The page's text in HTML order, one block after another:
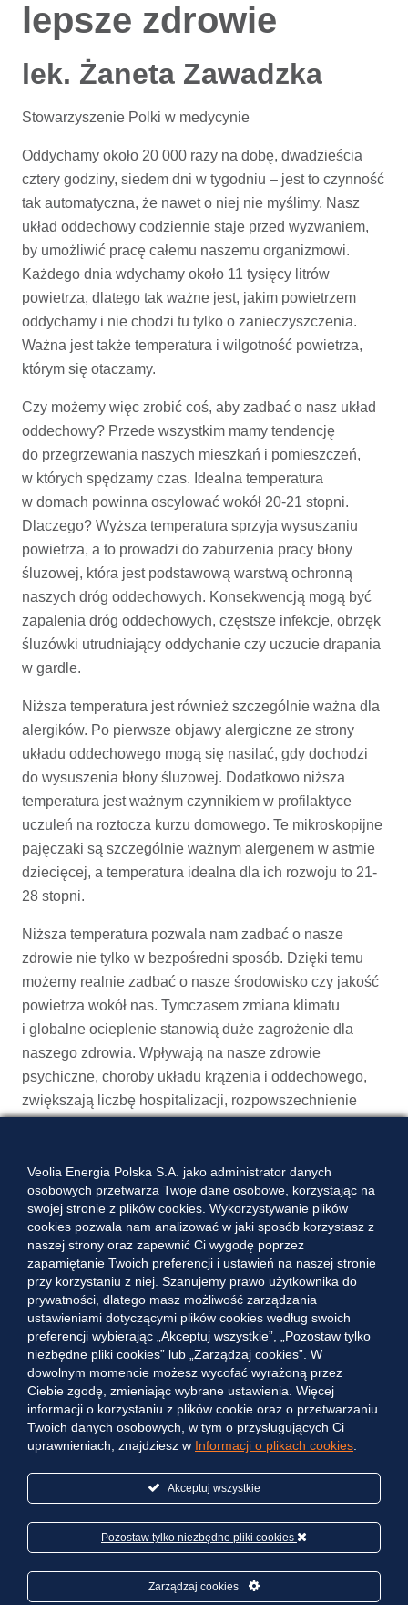
lepsze zdrowie
lek. Żaneta Zawadzka
Stowarzyszenie Polki w medycynie
Oddychamy około 20 000 razy na dobę, dwadzieścia
cztery godziny, siedem dni w tygodniu – jest to czynność
tak automatyczna, że nawet o niej nie myślimy. Nasz
układ oddechowy codziennie staje przed wyzwaniem,
by umożliwić pracę całemu naszemu organizmowi.
Każdego dnia wdychamy około 11 tysięcy litrów
powietrza, dlatego tak ważne jest, jakim powietrzem
oddychamy i nie chodzi tu tylko o zanieczyszczenia.
Ważna jest także temperatura i wilgotność powietrza,
którym się otaczamy.
Czy możemy więc zrobić coś, aby zadbać o nasz układ
oddechowy? Przede wszystkim mamy tendencję
do przegrzewania naszych mieszkań i pomieszczeń,
w których spędzamy czas. Idealna temperatura
w domach powinna oscylować wokół 20-21 stopni.
Dlaczego? Wyższa temperatura sprzyja wysuszaniu
powietrza, a to prowadzi do zaburzenia pracy błony
śluzowej, która jest podstawową warstwą ochronną
naszych dróg oddechowych. Konsekwencją mogą być
zapalenia dróg oddechowych, częstsze infekcje, obrzęk
śluzówki utrudniający oddychanie czy uczucie drapania
w gardle.
Niższa temperatura jest również szczególnie ważna dla
alergików. Po pierwsze objawy alergiczne ze strony
układu oddechowego mogą się nasilać, gdy dochodzi
do wysuszenia błony śluzowej. Dodatkowo niższa
temperatura jest ważnym czynnikiem w profilaktyce
uczuleń na roztocza kurzu domowego. Te mikroskopijne
pajęczaki są szczególnie ważnym alergenem w astmie
dziecięcej, a temperatura idealna dla ich rozwoju to 21-
28 stopni.
Niższa temperatura pozwala nam zadbać o nasze
zdrowie nie tylko w bezpośredni sposób. Dzięki temu
możemy realnie zadbać o nasze środowisko czy jakość
powietrza wokół nas. Tymczasem zmiana klimatu
i globalne ocieplenie stanowią duże zagrożenie dla
naszego zdrowia. Wpływają na nasze zdrowie
psychiczne, choroby układu krążenia i oddechowego,
zwiększają liczbę hospitalizacji, rozpowszechnienie
Wielu osobom wydaje się, że żeby zadbać o zdrowie
trzeba robić wielkie kroki, tymczasem chodzi o drobne,
codzienne zmiany – tak jak w tym przypadku: jeden
stopień mniej, to dużo więcej dla naszego zdrowia.
Kontakt
Veolia Energia Polska S.A.
ul. Puławska 2
Veolia Energia Polska S.A. jako administrator danych
osobowych przetwarza Twoje dane osobowe, korzystając na
swojej stronie z plików cookies. Wykorzystywanie plików
cookies pozwala nam analizować w jaki sposób korzystasz z
naszej strony oraz zapewnić Ci wygodę poprzez
zapamiętanie Twoich preferencji i ustawień na naszej stronie
przy korzystaniu z niej. Szanujemy prawo użytkownika do
prywatności, dlatego masz możliwość zarządzania
ustawieniami dotyczącymi plików cookies według swoich
preferencji wybierając „Akceptuj wszystkie”, „Pozostaw tylko
niezbędne pliki cookies” lub „Zarządzaj cookies”. W
dowolnym momencie możesz wycofać wyrażoną przez
Ciebie zgodę, zmieniając wybrane ustawienia. Więcej
informacji o korzystaniu z plików cookie oraz o przetwarzaniu
Twoich danych osobowych, w tym o przysługujących Ci
uprawnieniach, znajdziesz w Informacji o plikach cookies
Akceptuj wszystkie
Pozostaw tylko niezbędne pliki cookies
Zarządzaj cookies